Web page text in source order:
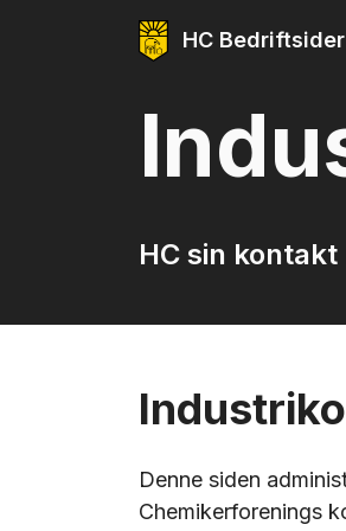
HC Bedriftsider
HC sin
Denne siden
Chemikerforenings